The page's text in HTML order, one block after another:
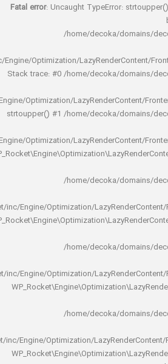
Fatal error : Uncaught
/home/decoka/
rocket/inc/Engine/Optimization/
Stack trace: #0 /home/decoka/
rocket/inc/Engine/Optimization/
strtoupper() #1 /home/decoka/
rocket/inc/Engine/Optimization/
/home/decoka/
rocket/inc/Engine/Optimization/
/home/decoka/
rocket/inc/Engine/Optimization/
/home/decoka/
rocket/inc/Engine/Optimization/